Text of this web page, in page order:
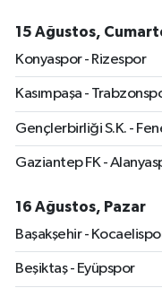
15 Ağustos,
Konyaspor - Rizespor
Kasımpaşa -
Gençlerbirliği S.K. -
Gaziantep FK -
16 Ağustos, Pazar
Başakşehir -
Beşiktaş - Eyüpspor